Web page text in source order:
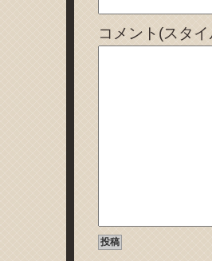
コメント(スタ